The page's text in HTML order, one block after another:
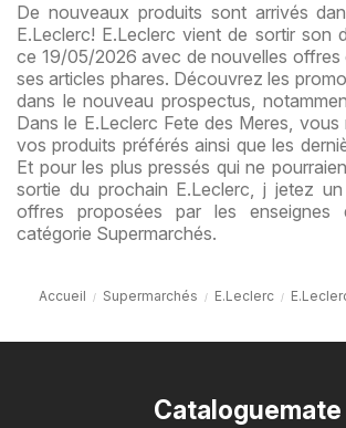
De nouveaux produits sont arrivés
E.Leclerc! E.Leclerc vient de sortir son
ce 19/05/2026 avec de nouvelles offres
ses articles phares. Découvrez les
dans le nouveau prospectus,
Dans le E.Leclerc Fete des Meres,
vos produits préférés ainsi que les
Et pour les plus pressés qui ne
sortie du prochain E.Leclerc, j jetez
offres proposées par les enseignes
catégorie Supermarchés.
Accueil Supermarchés E.Leclerc
Cataloguemate